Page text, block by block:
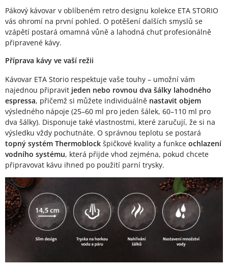
Pákový kávovar v oblíbeném retro designu kolekce ETA STORIO
vás ohromí na první pohled. O potěšení dalších smyslů se
vzápětí postará omamná vůně a lahodná chuť profesionálně
připravené kávy.
Příprava kávy ve vaší režii
Kávovar ETA Storio respektuje vaše touhy – umožní vám
najednou připravit jeden nebo rovnou dva šálky lahodného
espressa, přičemž si můžete individuálně nastavit objem
výsledného nápoje (25–60 ml pro jeden šálek, 60–110 ml pro
dva šálky). Disponuje také vlastnostmi, které zaručují, že si na
výsledku vždy pochutnáte. O správnou teplotu se postará
topný systém Thermoblock špičkové kvality a funkce ochlazení
vodního systému, která přijde vhod zejména, pokud chcete
připravovat kávu ihned po použití parní trysky.